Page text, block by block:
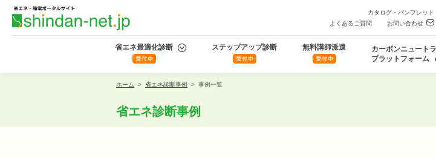
カタログ・パンフレット
よくあるご質問
お問い合わせ
省エネ最適化診断 ステップアップ診断 無料講師派遣
カーボンニュート
プラットフォーム
ホーム > 省エネ診断事例 > 事例一覧
省エネ診断事例